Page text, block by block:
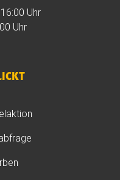
Uhr
Uhr